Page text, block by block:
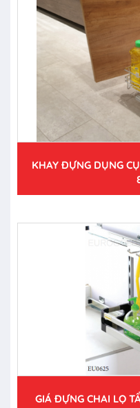
KHAY ĐỰNG DỤNG
GIÁ ĐỰNG CHAI LỌ